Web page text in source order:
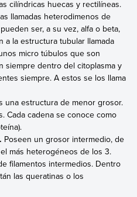
cilíndricas huecas y rectilíneas.
llamadas heterodimenos de
ser, a su vez, alfa o beta,
a la estructura tubular llamada
micro túbulos que son
siempre dentro del citoplasma y
siempre. A estos se los llama
una estructura de menor grosor.
Cada cadena se conoce como
Poseen un grosor intermedio, de
más heterogéneos de los 3.
filamentos intermedios. Dentro
las queratinas o los